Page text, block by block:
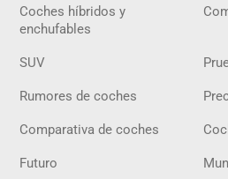
Coches híbridos y
enchufables
SUV
Rumores de coches
Comparativa de coches
Futuro